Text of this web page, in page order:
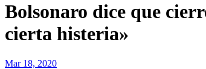
Bolsonaro dice que
cierta histeria»
Mar 18, 2020